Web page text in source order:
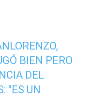
,
BIEN PERO
DEL
"ES UN